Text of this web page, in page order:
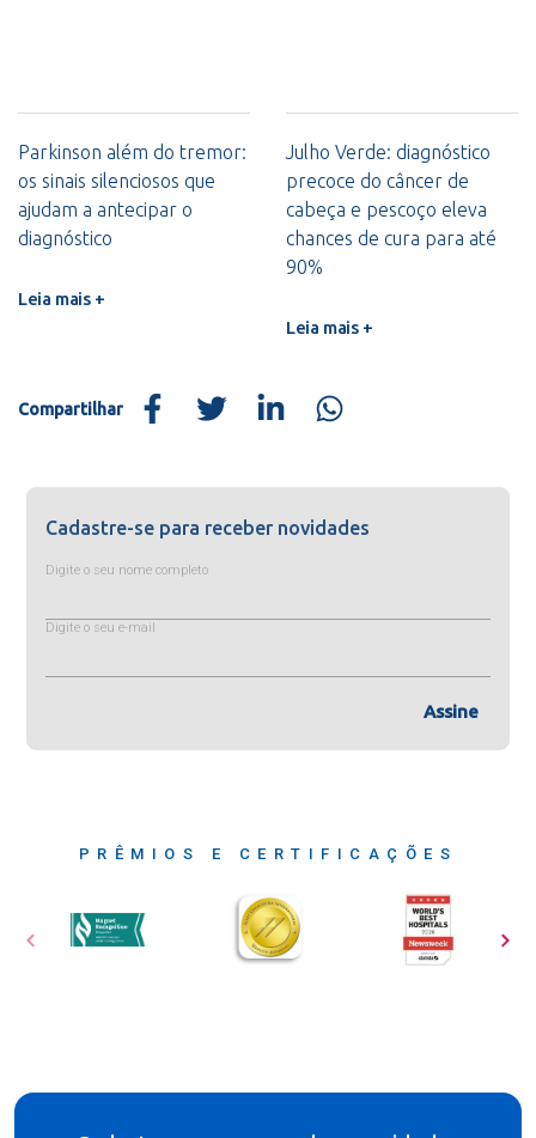
Parkinson além do tremor:
os sinais silenciosos que
ajudam a antecipar o
diagnóstico
Leia mais +
Julho Verde: diagnóstico
precoce do câncer de
cabeça e pescoço eleva
chances de cura para até
90%
Leia mais +
Compartilhar
Cadastre-se para receber novidades
Digite o seu nome completo
Digite o seu e-mail
Assine
PRÊMIOS E CERTIFICAÇÕES